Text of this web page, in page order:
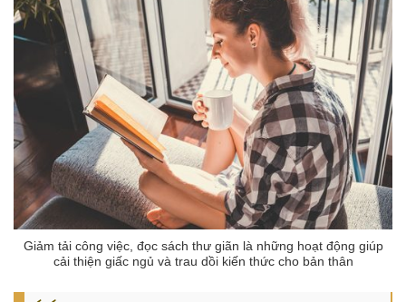
Giảm tải công việc, đọc sách thư giãn là những hoạt động giúp
cải thiện giấc ngủ và trau dồi kiến thức cho bản thân